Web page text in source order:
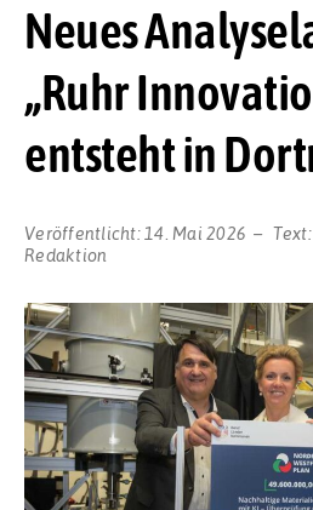
Neues
„Ruhr
entsteht in
Veröffentlicht: 14. Mai 2026 Text:
Redaktion